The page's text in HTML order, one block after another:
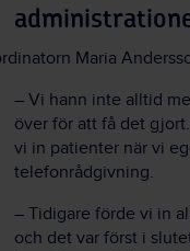
Maria
– Vi hann inte alltid
över för att få det
vi in patienter när vi
telefonrådgivning.
– Tidigare förde vi in
och det var först i